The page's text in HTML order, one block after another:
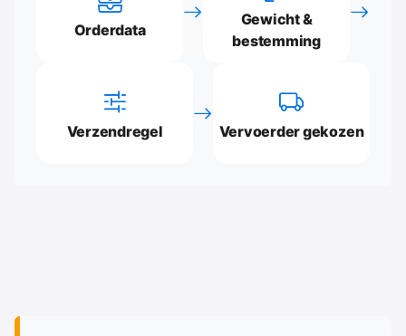
Orderdata
Gewicht &
bestemming
Verzendregel Vervoerder gekozen